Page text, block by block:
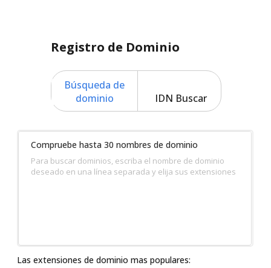
Registro de Dominio
Búsqueda de
dominio
IDN Buscar
Compruebe hasta 30 nombres de dominio
Para buscar dominios, escriba el nombre de dominio
deseado en una línea separada y elija sus extensiones
Las extensiones de dominio mas populares: